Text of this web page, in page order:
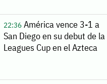
22:36América vence 3-1 a
San Diego en su debut de la
Leagues Cup en el Azteca